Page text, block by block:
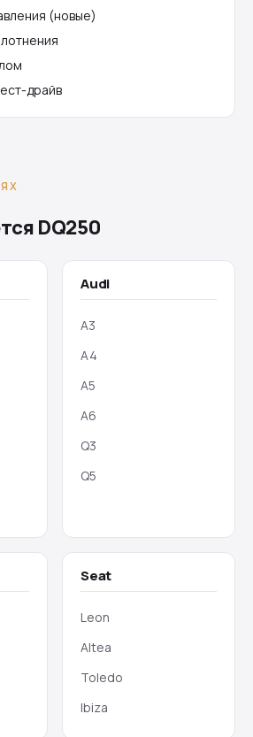
(новые)
драйв
DQ250
Audi
A3
A4
A5
A6
Q3
Q5
Seat
Leon
Altea
Toledo
Ibiza